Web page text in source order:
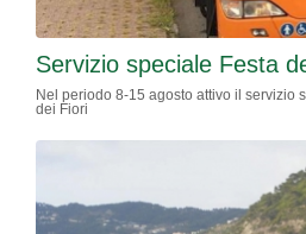
Servizio speciale Festa
Nel periodo 8-15 agosto attivo il servizio
dei Fiori